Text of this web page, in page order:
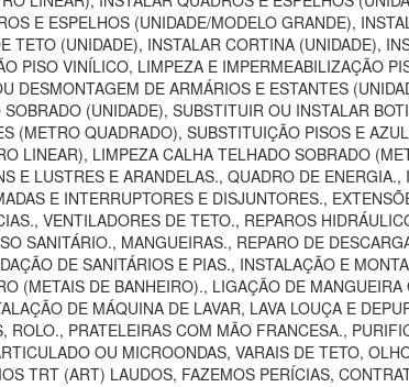
E ESPELHOS (UNIDADE/MODELO GRANDE),
TETO (UNIDADE), INSTALAR CORTINA (UNIDADE),
PISO VINÍLICO, LIMPEZA E IMPERMEABILIZAÇÃO
DESMONTAGEM DE ARMÁRIOS E ESTANTES
(UNIDADE), SUBSTITUIR OU INSTALAR
(METRO QUADRADO), SUBSTITUIÇÃO PISOS E
LINEAR), LIMPEZA CALHA TELHADO SOBRADO
E LUSTRES E ARANDELAS., QUADRO DE
E INTERRUPTORES E DISJUNTORES.,
VENTILADORES DE TETO., REPAROS
SANITÁRIO., MANGUEIRAS., REPARO DE
DE SANITÁRIOS E PIAS., INSTALAÇÃO E
(METAIS DE BANHEIRO)., LIGAÇÃO DE
DE MÁQUINA DE LAVAR, LAVA LOUÇA E
ROLO., PRATELEIRAS COM MÃO FRANCESA.,
OU MICROONDAS, VARAIS DE TETO,
TRT (ART) LAUDOS, FAZEMOS PERÍCIAS,